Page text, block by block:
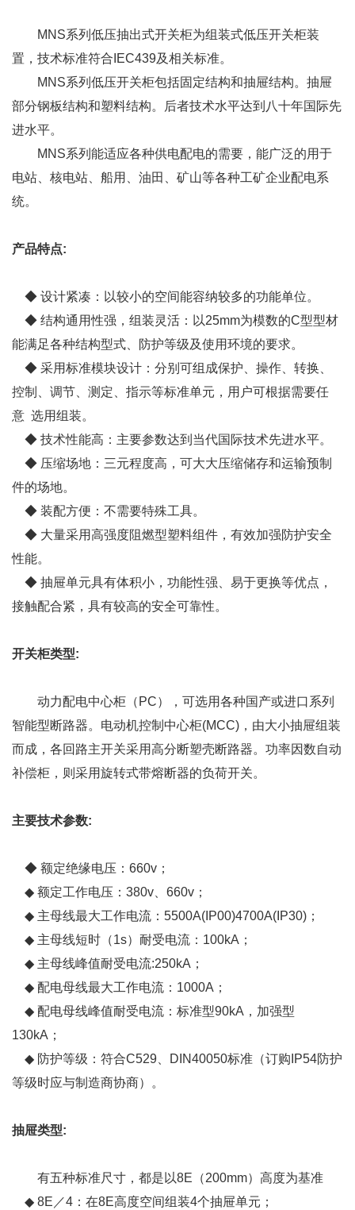
MNS系列低压抽出式开关柜为组装式低压开关柜装
置，技术标准符合IEC439及相关标准。
MNS系列 低压开关柜包括固定结构和抽屉结构。抽屉
部分钢板结构和塑料结构。后者技术水平达到八十年国际先
进水平。
MNS系列能适应各种供电配电的需要，能广泛的用于
电站、核电站、船用、油田、矿山等各种工矿企业配电系
统。
产品特点:
◆ 设计紧凑：以较小的空间能容纳较多的功能单位。
◆ 结构通用性强，组装灵活：以25mm为模数的C型型材
能满足各种结构型式、防护等级及使用环境的要求。
◆ 采用标准模块设计：分别可组成保护、操作、转换、
控制、调节、测定、指示等标准单元，用户可根据需要任
意 选用组装。
◆ 技术性能高：主要参数达到当代国际技术先进水平。
◆ 压缩场地：三元程度高，可大大压缩储存和运输预制
件的场地。
◆ 装配方便：不需要特殊工具。
◆ 大量采用高强度阻燃型塑料组件，有效加强防护安全
性能。
◆ 抽屉单元具有体积小，功能性强、易于更换等优点，
接触配合紧，具有较高的安全可靠性。
开关柜类型:
动力配电中心柜（PC），可选用各种国产或进口系列
智能型断路器。电动机控制中心柜(MCC)，由大小抽屉组装
而成，各回路主开关采用高分断塑壳断路器。功率因数自动
补偿柜，则采用旋转式带熔断器的负荷开关。
主要技术参数:
◆ 额定绝缘电压：660v；
◆ 额定工作电压：380v、660v；
◆ 主母线最大工作电流：5500A(IP00)4700A(IP30)；
◆ 主母线短时（1s）耐受电流：100kA；
◆ 主母线峰值耐受电流:250kA；
◆ 配电母线最大工作电流：1000A；
◆ 配电母线峰值耐受电流：标准型90kA，加强型
130kA；
◆ 防护等级：符合C529、DIN40050标准（订购IP54防护
等级时应与制造商协商）。
抽屉类型:
有五种标准尺寸，都是以8E（200mm）高度为基准
◆ 8E／4：在8E高度空间组装4个抽屉单元；